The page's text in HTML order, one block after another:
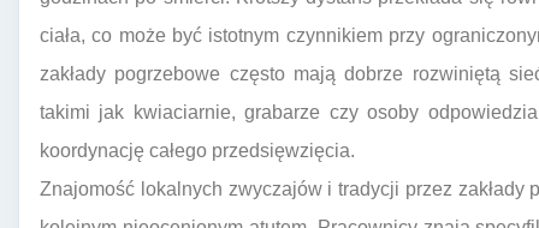
ciała, co może być istotnym czynnikiem przy
zakłady pogrzebowe często mają dobrze rozwiniętą
takimi jak kwiaciarnie, grabarze czy osoby
koordynację całego przedsięwzięcia.
Znajomość lokalnych zwyczajów i tradycji przez zakłady